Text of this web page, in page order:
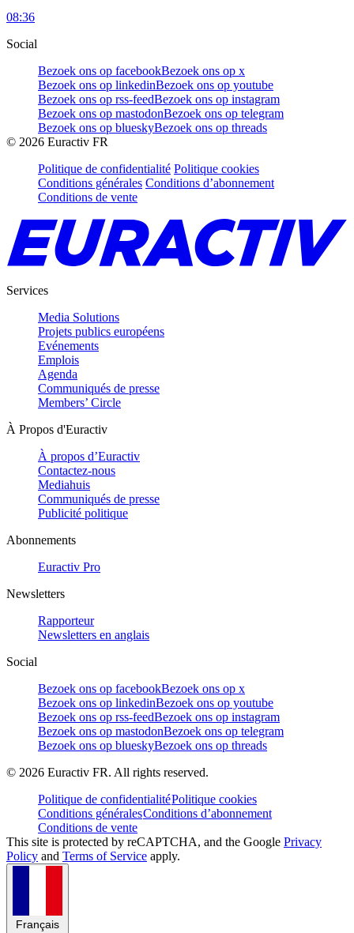
08:36
Social
Bezoek ons op facebookBezoek ons op x
Bezoek ons op linkedinBezoek ons op youtube
Bezoek ons op rss-feedBezoek ons op instagram
Bezoek ons op mastodonBezoek ons op telegram
Bezoek ons op blueskyBezoek ons op threads
© 2026 Euractiv FR
Politique de confidentialité Politique cookies
Conditions générales Conditions d’abonnement
Conditions de vente
Services
Media Solutions
Projets publics européens
Evénements
Emplois
Agenda
Communiqués de presse
Members’ Circle
À Propos d'Euractiv
À propos d’Euractiv
Contactez-nous
Mediahuis
Communiqués de presse
Publicité politique
Abonnements
Euractiv Pro
Newsletters
Rapporteur
Newsletters en anglais
Social
Bezoek ons op facebookBezoek ons op x
Bezoek ons op linkedinBezoek ons op youtube
Bezoek ons op rss-feedBezoek ons op instagram
Bezoek ons op mastodonBezoek ons op telegram
Bezoek ons op blueskyBezoek ons op threads
© 2026 Euractiv FR. All rights reserved.
Politique de confidentialitéPolitique cookies
Conditions généralesConditions d’abonnement
Conditions de vente
This site is protected by reCAPTCHA, and the Google Privacy
Policy and Terms of Service apply.
Français